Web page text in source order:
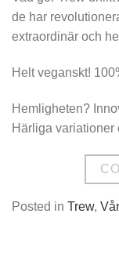
de har
extraordinär och
Helt veganskt!
Hemligheten?
Härliga variationer
Posted in Trew,